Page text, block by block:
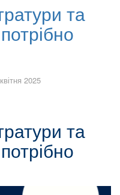
та
2025
та